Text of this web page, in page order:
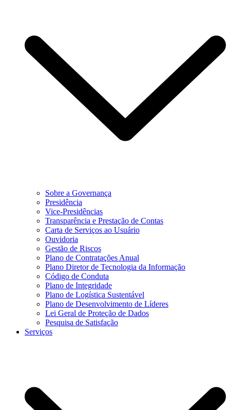
Sobre a Governança
Presidência
Vice-Presidências
Transparência e Prestação de Contas
Carta de Serviços ao Usuário
Ouvidoria
Gestão de Riscos
Plano de Contratações Anual
Plano Diretor de Tecnologia da Informação
Código de Conduta
Plano de Integridade
Plano de Logística Sustentável
Plano de Desenvolvimento de Líderes
Lei Geral de Proteção de Dados
Pesquisa de Satisfação
Serviços